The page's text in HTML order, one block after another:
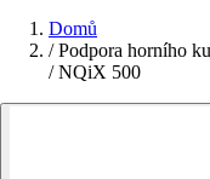
Domů
/ Podpora horního
/ NQiX 500